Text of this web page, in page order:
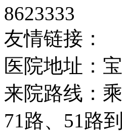
8623333
友情链接：
医院地址：
来院路线：
71路、51路